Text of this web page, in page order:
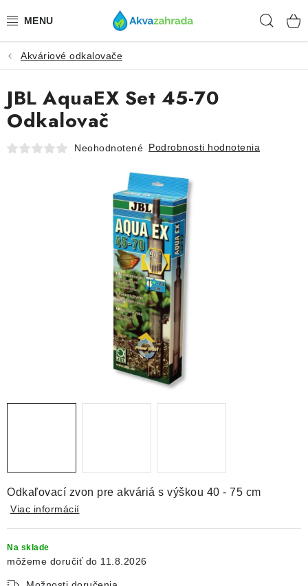
na
TECHNIKA
HNOJIVÁ
VODA
Akváriové odkalovače
Odkaľovací zvon pre akváriá s výškou 40 - 75 cm
Viac informácií
Na sklade
11.8.2026
JBL AquaEX Set 45-70
Odkalovač
Neohodnotené Podrobnosti hodnotenia